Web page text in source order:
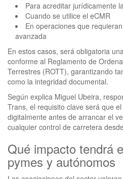
Para acreditar jurídicamente
Cuando se utilice el eCMR
En operaciones que
avanzada
En estos casos, será obligatoria
conforme al Reglamento de
Terrestres (ROTT), garantizando
como la integridad documental.
Según explica Miguel Ubeira,
Trans, el requisito clave será que
digitalmente antes de arrancar el
cualquier control de carretera
Qué impacto tendrá
pymes y autónomos